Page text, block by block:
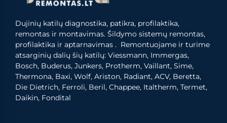
Dujinių katilų diagnostika, patikra, profilaktika,
remontas ir montavimas. Šildymo sistemų remontas,
profilaktika ir aptarnavimas . Remontuojame ir turime
atsarginių dalių šių katilų: Viessmann, Immergas,
Bosch, Buderus, Junkers, Protherm, Vaillant, Sime,
Thermona, Baxi, Wolf, Ariston, Radiant, ACV, Beretta,
Die Dietrich, Ferroli, Beril, Chappee, Italtherm, Termet,
Daikin, Fondital